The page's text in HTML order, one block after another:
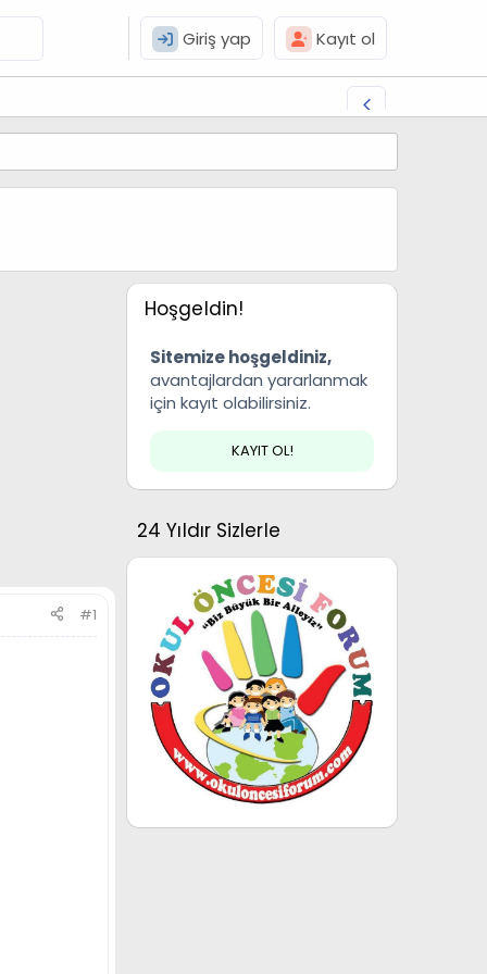
Giriş yap Kayıt ol
#1
Hoşgeldin!
Sitemize hoşgeldiniz,
avantajlardan yararlanmak
için kayıt olabilirsiniz.
KAYIT OL!
24 Yıldır Sizlerle